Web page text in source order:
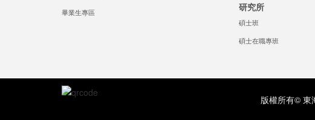
畢業生專區
研究所
碩士班
碩士在職專班
版權所有© 東